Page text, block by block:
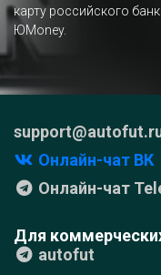
карту российского
ЮMoney.
Онлайн-чат ВК
Онлайн-чат
Для
autofut